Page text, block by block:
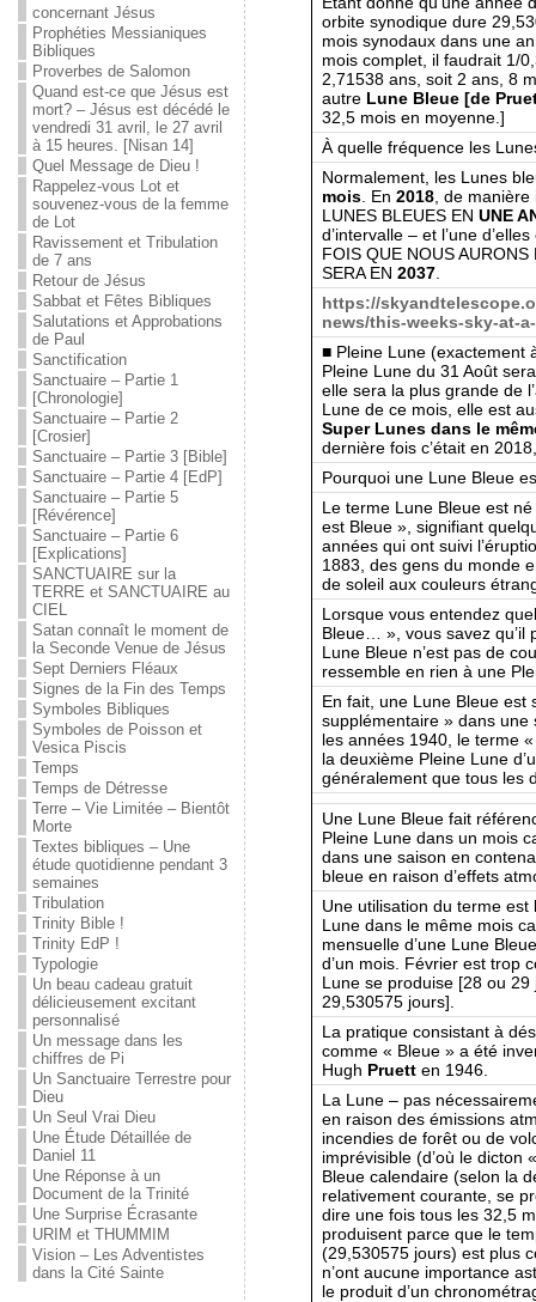
concernant Jésus
Prophéties Messianiques
Bibliques
Proverbes de Salomon
Quand est-ce que Jésus est
mort? – Jésus est décédé le
vendredi 31 avril, le 27 avril
à 15 heures. [Nisan 14]
Quel Message de Dieu !
Rappelez-vous Lot et
souvenez-vous de la femme
de Lot
Ravissement et Tribulation
de 7 ans
Retour de Jésus
Sabbat et Fêtes Bibliques
Salutations et Approbations
de Paul
Sanctification
Sanctuaire – Partie 1
[Chronologie]
Sanctuaire – Partie 2
[Crosier]
Sanctuaire – Partie 3 [Bible]
Sanctuaire – Partie 4 [EdP]
Sanctuaire – Partie 5
[Révérence]
Sanctuaire – Partie 6
[Explications]
SANCTUAIRE sur la
TERRE et SANCTUAIRE au
CIEL
Satan connaît le moment de
la Seconde Venue de Jésus
Sept Derniers Fléaux
Signes de la Fin des Temps
Symboles Bibliques
Symboles de Poisson et
Vesica Piscis
Temps
Temps de Détresse
Terre – Vie Limitée – Bientôt
Morte
Textes bibliques – Une
étude quotidienne pendant 3
semaines
Tribulation
Trinity Bible !
Trinity EdP !
Typologie
Un beau cadeau gratuit
délicieusement excitant
personnalisé
Un message dans les
chiffres de Pi
Un Sanctuaire Terrestre pour
Dieu
Un Seul Vrai Dieu
Une Étude Détaillée de
Daniel 11
Une Réponse à un
Document de la Trinité
Une Surprise Écrasante
URIM et THUMMIM
Vision – Les Adventistes
dans la Cité Sainte
orbite synodique dure
mois synodaux dans une
mois complet, il faudrait 1/
2,71538 ans, soit 2 ans, 8
autre Lune Bleue [de
32,5 mois en moyenne.]
À quelle fréquence les
Normalement, les Lunes
mois. En 2018, de manière
LUNES BLEUES EN UNE
d’intervalle – et l’une
FOIS QUE NOUS
SERA EN 2037.
https://
news/this-weeks-sky-at-
■ Pleine Lune (exactement
Pleine Lune du 31 Août
elle sera la plus grande de
Lune de ce mois, elle est
Super Lunes dans le
dernière fois c’était en
Pourquoi une Lune Bleue
Le terme Lune Bleue est
est Bleue », signifiant
années qui ont suivi
1883, des gens du monde
de soleil aux couleurs
Lorsque vous entendez
Bleue… », vous savez qu’il
Lune Bleue n’est pas de
ressemble en rien à une
En fait, une Lune Bleue est
supplémentaire » dans une
les années 1940, le terme
la deuxième Pleine Lune
généralement que tous les
Une Lune Bleue fait
Pleine Lune dans un mois
dans une saison en
bleue en raison d’effets
Une utilisation du terme est
Lune dans le même mois
mensuelle d’une Lune
d’un mois. Février est trop
Lune se produise [28 ou
29,530575 jours].
La pratique consistant à
comme « Bleue » a été
Hugh Pruetten 1946.
La Lune – pas
en raison des émissions
incendies de forêt ou de
imprévisible (d’où le dicton
Bleue calendaire (selon la
relativement courante, se
dire une fois tous les 32,5
produisent parce que le
(29,530575 jours) est plus
n’ont aucune importance
le produit d’un